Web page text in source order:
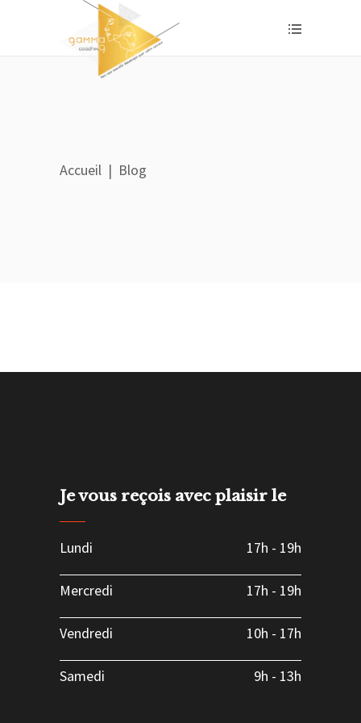
Accueil | Blog
Je vous reçois avec plaisir le
Lundi 17h - 19h
Mercredi 17h - 19h
Vendredi 10h - 17h
Samedi 9h - 13h